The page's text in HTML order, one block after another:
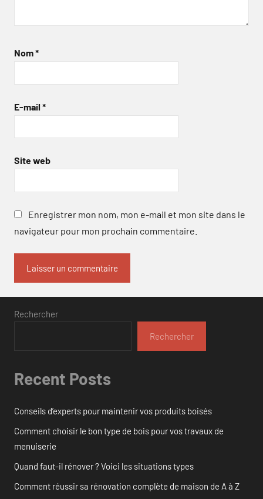
Nom*
E-mail *
Site web
Enregistrer mon nom, mon e-mail et mon site dans le
navigateur pour mon prochain commentaire.
Rechercher
Rechercher
Recent Posts
Conseils d’experts pour maintenir vos produits boisés
Comment choisir le bon type de bois pour vos travaux de
menuiserie
Quand faut-il rénover ? Voici les situations types
Comment réussir sa rénovation complète de maison de A à Z